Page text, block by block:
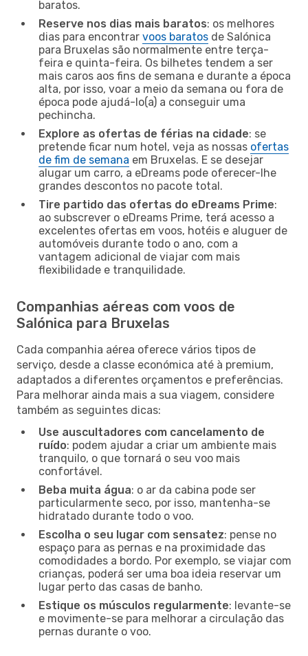
baratos.
Reserve nos dias mais baratos: os melhores
dias para encontrar voos baratos de Salónica
para Bruxelas são normalmente entre terça-
feira e quinta-feira. Os bilhetes tendem a ser
mais caros aos fins de semana e durante a época
alta, por isso, voar a meio da semana ou fora de
época pode ajudá-lo(a) a conseguir uma
pechincha.
Explore as ofertas de férias na cidade: se
pretende ficar num hotel, veja as nossas ofertas
de fim de semana em Bruxelas. E se desejar
alugar um carro, a eDreams pode oferecer-lhe
grandes descontos no pacote total.
Tire partido das ofertas do eDreams Prime:
ao subscrever o eDreams Prime, terá acesso a
excelentes ofertas em voos, hotéis e aluguer de
automóveis durante todo o ano, com a
vantagem adicional de viajar com mais
flexibilidade e tranquilidade.
Companhias aéreas com voos de
Salónica para Bruxelas
Cada companhia aérea oferece vários tipos de
serviço, desde a classe económica até à premium,
adaptados a diferentes orçamentos e preferências.
Para melhorar ainda mais a sua viagem, considere
também as seguintes dicas:
Use auscultadores com cancelamento de
ruído: podem ajudar a criar um ambiente mais
tranquilo, o que tornará o seu voo mais
confortável.
Beba muita água: o ar da cabina pode ser
particularmente seco, por isso, mantenha-se
hidratado durante todo o voo.
Escolha o seu lugar com sensatez: pense no
espaço para as pernas e na proximidade das
comodidades a bordo. Por exemplo, se viajar com
crianças, poderá ser uma boa ideia reservar um
lugar perto das casas de banho.
Estique os músculos regularmente: levante-se
e movimente-se para melhorar a circulação das
pernas durante o voo.